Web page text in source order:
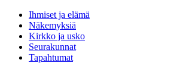
Ihmiset ja elämä
Näkemyksiä
Kirkko ja usko
Seurakunnat
Tapahtumat